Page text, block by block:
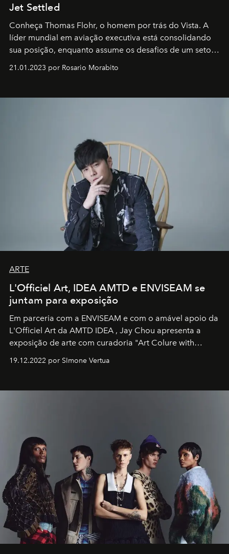
Jet Settled
Conheça Thomas Flohr, o homem por trás do Vista. A
líder mundial em aviação executiva está consolidando
sua posição, enquanto assume os desafios de um setor
em rápida evolução e redefinindo o conceito de luxo
21.01.2023 por Rosario Morabito
ARTE
L'Officiel Art, IDEA AMTD e ENVISEAM se
juntam para exposição
Em parceria com a ENVISEAM e com o amável apoio da
L'Officiel Art da AMTD IDEA , Jay Chou apresenta a
exposição de arte com curadoria "Art Colure with
19.12.2022 por SImone Vertua